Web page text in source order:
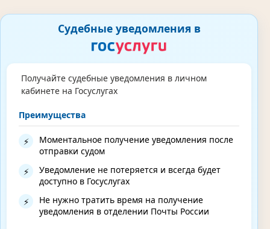
Судебные уведомления в
Получайте судебные уведомления в личном
кабинете на Госуслугах
Преимущества
⚡
Моментальное получение уведомления после
отправки судом
⚡
Уведомление не потеряется и всегда будет
доступно в Госуслугах
⚡
Не нужно тратить время на получение
уведомления в отделении Почты России